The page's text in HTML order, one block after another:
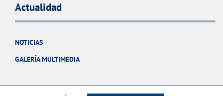
Actualidad
NOTICIAS
GALERÍA MULTIMEDIA